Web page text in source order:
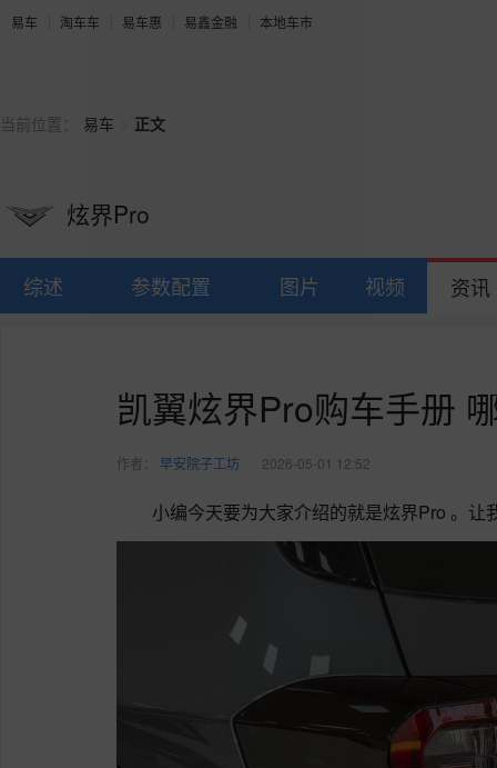
易车 淘车车 易车惠 易鑫金融 本地车市
当前位置： 易车 正文
炫界Pro
综述 参数配置 图片 视频 资讯
凯翼炫界Pro购车手册
作者： 早安院子工坊 2026-05-01 12:52
小编今天要为大家介绍的就是炫界Pro 。让